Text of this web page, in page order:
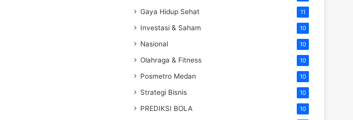
Gaya Hidup Sehat 11
Investasi & Saham 10
Nasional 10
Olahraga & Fitness 10
Posmetro Medan 10
Strategi Bisnis 10
PREDIKSI BOLA 10